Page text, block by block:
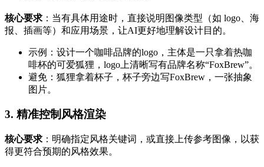
核心要求 ：当有具体用途时，直接说明图像类型（如 logo、海
报、插画等）和应用场景，让AI更好地理解设计目的。
示例：设计一个咖啡品牌的logo，主体是一只拿着热咖
啡杯的可爱狐狸，logo上清晰写有品牌名称“FoxBrew”。
避免：狐狸拿着杯子，杯子旁边写FoxBrew，一张抽象
图片。
3. 精准控制风格渲染
核心要求 ：明确指定风格关键词，或直接上传参考图像，以获
得更符合预期的风格效果。